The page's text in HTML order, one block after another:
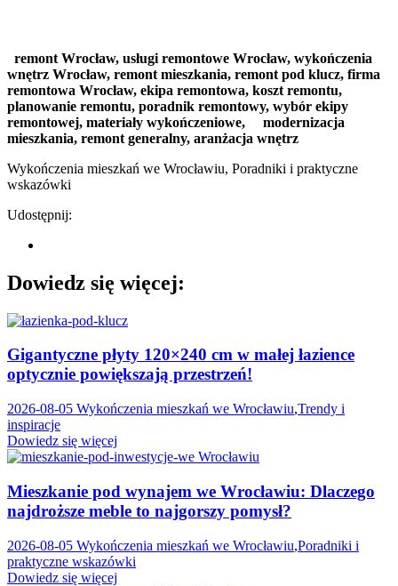
remont Wrocław, usługi remontowe Wrocław, wykończenia
wnętrz Wrocław, remont mieszkania, remont pod klucz, firma
remontowa Wrocław, ekipa remontowa, koszt remontu,
planowanie remontu, poradnik remontowy, wybór ekipy
remontowej, materiały wykończeniowe, modernizacja
mieszkania, remont generalny, aranżacja wnętrz
Wykończenia mieszkań we Wrocławiu, Poradniki i praktyczne
wskazówki
Udostępnij:
Dowiedz się więcej:
Gigantyczne płyty 120×240 cm w małej łazience
optycznie powiększają przestrzeń!
2026-08-05 Wykończenia mieszkań we Wrocławiu,Trendy i
inspiracje
Dowiedz się więcej
Mieszkanie pod wynajem we Wrocławiu: Dlaczego
najdroższe meble to najgorszy pomysł?
2026-08-05 Wykończenia mieszkań we Wrocławiu,Poradniki i
praktyczne wskazówki
Dowiedz się więcej